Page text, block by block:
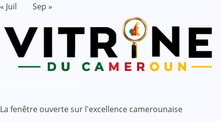
« Juil
Sep »
La fenêtre ouverte sur l'excellence camerounaise